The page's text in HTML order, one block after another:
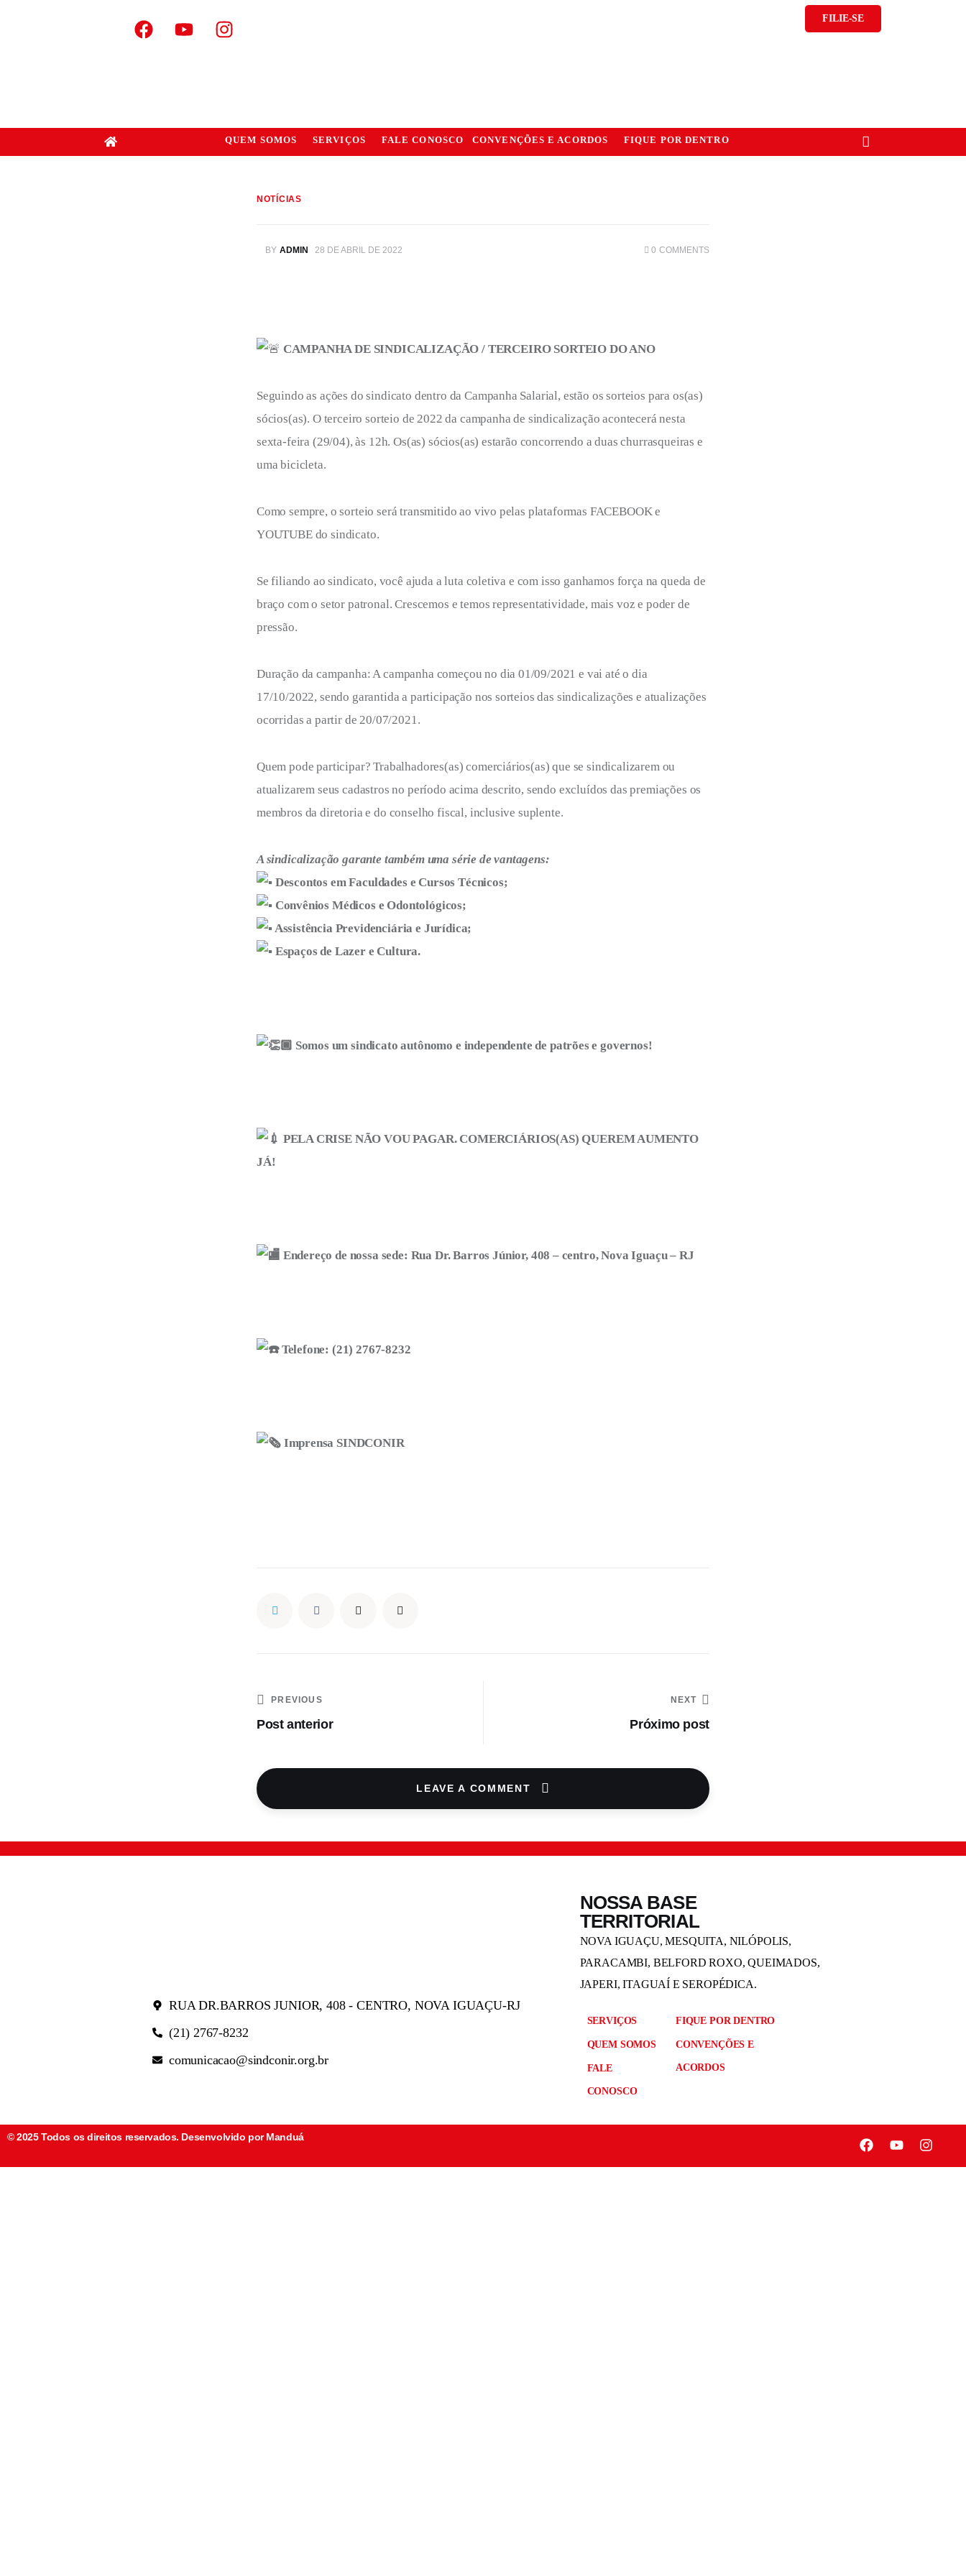
FILIE-SE
QUEM SOMOS SERVIÇOS FALE CONOSCO CONVENÇÕES E ACORDOS FIQUE POR DENTRO
NOTÍCIAS
BY ADMIN 28 DE ABRIL DE 2022 0 COMMENTS
CAMPANHA DE SINDICALIZAÇÃO / TERCEIRO SORTEIO DO ANO
Seguindo as ações do sindicato dentro da Campanha Salarial, estão os sorteios para os(as)
sócios(as). O terceiro sorteio de 2022 da campanha de sindicalização acontecerá nesta
sexta-feira (29/04), às 12h. Os(as) sócios(as) estarão concorrendo a duas churrasqueiras e
uma bicicleta.
Como sempre, o sorteio será transmitido ao vivo pelas plataformas FACEBOOK e
YOUTUBE do sindicato.
Se filiando ao sindicato, você ajuda a luta coletiva e com isso ganhamos força na queda de
braço com o setor patronal. Crescemos e temos representatividade, mais voz e poder de
pressão.
Duração da campanha: A campanha começou no dia 01/09/2021 e vai até o dia
17/10/2022, sendo garantida a participação nos sorteios das sindicalizações e atualizações
ocorridas a partir de 20/07/2021.
Quem pode participar? Trabalhadores(as) comerciários(as) que se sindicalizarem ou
atualizarem seus cadastros no período acima descrito, sendo excluídos das premiações os
membros da diretoria e do conselho fiscal, inclusive suplente.
A sindicalização garante também uma série de vantagens:
Descontos em Faculdades e Cursos Técnicos;
Convênios Médicos e Odontológicos;
Assistência Previdenciária e Jurídica;
Espaços de Lazer e Cultura.
Somos um sindicato autônomo e independente de patrões e governos!
PELA CRISE NÃO VOU PAGAR. COMERCIÁRIOS(AS) QUEREM AUMENTO
JÁ!
Endereço de nossa sede: Rua Dr. Barros Júnior, 408 – centro, Nova Iguaçu – RJ
Telefone: (21) 2767-8232
Imprensa SINDCONIR
PREVIOUS
Post anterior
NEXT
Próximo post
LEAVE A COMMENT
RUA DR.BARROS JUNIOR, 408 - CENTRO, NOVA IGUAÇU-RJ
(21) 2767-8232
comunicacao@sindconir.org.br
NOSSA BASE
TERRITORIAL
NOVA IGUAÇU, MESQUITA, NILÓPOLIS,
PARACAMBI, BELFORD ROXO, QUEIMADOS,
JAPERI, ITAGUAÍ E SEROPÉDICA.
SERVIÇOS
QUEM SOMOS
FALE
CONOSCO
FIQUE POR DENTRO
CONVENÇÕES E
ACORDOS
© 2025 Todos os direitos reservados. Desenvolvido por Manduá